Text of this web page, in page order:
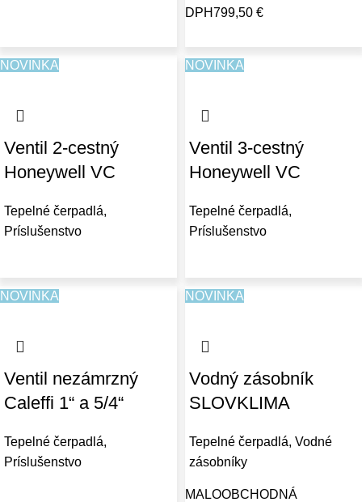
DPH799,50 €
NOVINKA
Ventil 2-cestný
Honeywell VC
Tepelné čerpadlá,
Príslušenstvo
NOVINKA
Ventil 3-cestný
Honeywell VC
Tepelné čerpadlá,
Príslušenstvo
NOVINKA
Ventil nezámrzný
Caleffi 1“ a 5/4“
Tepelné čerpadlá,
Príslušenstvo
NOVINKA
Vodný zásobník
SLOVKLIMA
Tepelné čerpadlá, Vodné
zásobníky
MALOOBCHODNÁ